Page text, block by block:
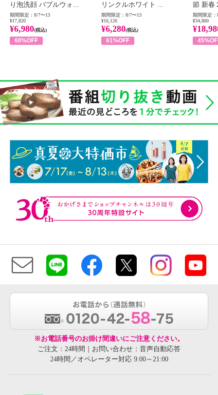
り泡洗顔 バブルウォ...
期間限定：8/7〜13
¥17,820
¥6,980(税込)
60%OFF
リンクルホワイト ...
期間限定：8/7〜13
¥16,126
¥6,280(税込)
61%OFF
節 新春
期間限定：
¥34,800
※お電話番号のお掛け間違いにご注意ください。
ご注文：24時間｜お問い合わせ：音声自動応答
24時間／オペレーター対応 9:00～21:00